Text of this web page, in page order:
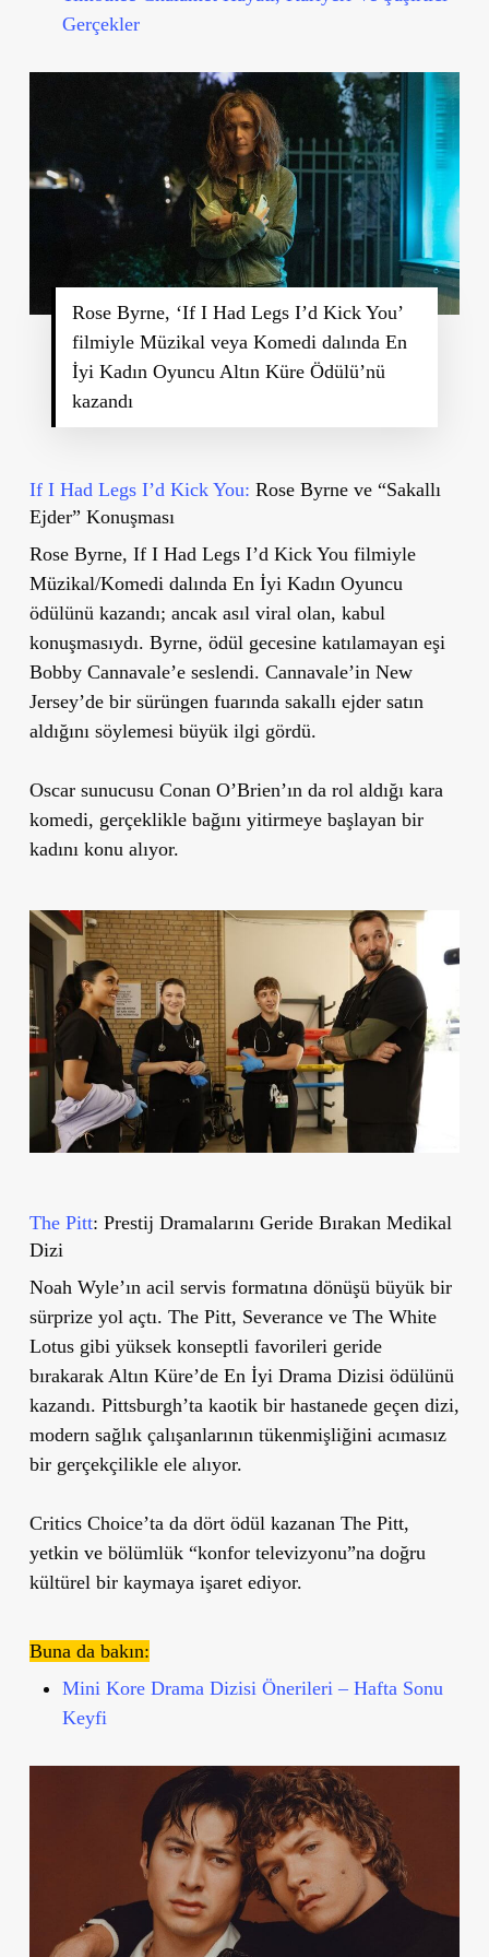
Gerçekler
Rose Byrne, ‘If I Had Legs I’d Kick You’
filmiyle Müzikal veya Komedi dalında En
İyi Kadın Oyuncu Altın Küre Ödülü’nü
kazandı
If I Had Legs I’d Kick You: Rose Byrne ve “Sakallı
Ejder” Konuşması
Rose Byrne, If I Had Legs I’d Kick You filmiyle
Müzikal/Komedi dalında En İyi Kadın Oyuncu
ödülünü kazandı; ancak asıl viral olan, kabul
konuşmasıydı. Byrne, ödül gecesine katılamayan eşi
Bobby Cannavale’e seslendi. Cannavale’in New
Jersey’de bir sürüngen fuarında sakallı ejder satın
aldığını söylemesi büyük ilgi gördü.
Oscar sunucusu Conan O’Brien’ın da rol aldığı kara
komedi, gerçeklikle bağını yitirmeye başlayan bir
kadını konu alıyor.
The Pitt: Prestij Dramalarını Geride Bırakan Medikal
Dizi
Noah Wyle’ın acil servis formatına dönüşü büyük bir
sürprize yol açtı. The Pitt, Severance ve The White
Lotus gibi yüksek konseptli favorileri geride
bırakarak Altın Küre’de En İyi Drama Dizisi ödülünü
kazandı. Pittsburgh’ta kaotik bir hastanede geçen dizi,
modern sağlık çalışanlarının tükenmişliğini acımasız
bir gerçekçilikle ele alıyor.
Critics Choice’ta da dört ödül kazanan The Pitt,
yetkin ve bölümlük “konfor televizyonu”na doğru
kültürel bir kaymaya işaret ediyor.
Buna da bakın:
Mini Kore Drama Dizisi Önerileri – Hafta Sonu
Keyfi